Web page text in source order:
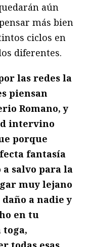
aún
más bien
ciclos en
diferentes.
las redes la
piensan
Romano, y
intervino
porque
fantasía
a salvo para la
muy lejano
a nadie y
en tu
toga,